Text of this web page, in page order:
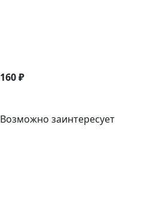
160 ₽
Возможно заинтересует